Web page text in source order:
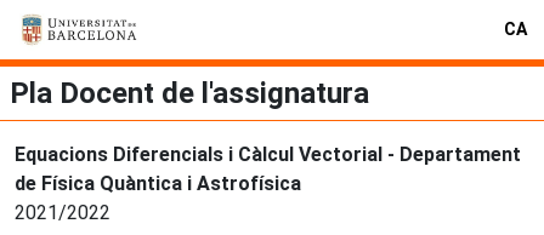
CA
Pla Docent de l'assignatura
Equacions Diferencials i Càlcul Vectorial - Departament
de Física Quàntica i Astrofísica
2021/2022